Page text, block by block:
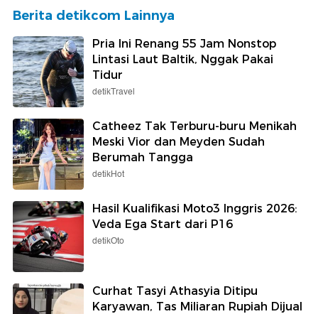
Berita detikcom Lainnya
Pria Ini Renang 55 Jam Nonstop
Lintasi Laut Baltik, Nggak Pakai
Tidur
detikTravel
Catheez Tak Terburu-buru Menikah
Meski Vior dan Meyden Sudah
Berumah Tangga
detikHot
Hasil Kualifikasi Moto3 Inggris 2026:
Veda Ega Start dari P16
detikOto
Curhat Tasyi Athasyia Ditipu
Karyawan, Tas Miliaran Rupiah Dijual